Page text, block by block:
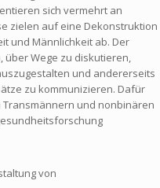
sich vermehrt an
zielen auf eine Dekonstruktion
und Männlichkeit ab. Der
über Wege zu diskutieren,
und andererseits
zu kommunizieren. Dafür
und nonbinären
von